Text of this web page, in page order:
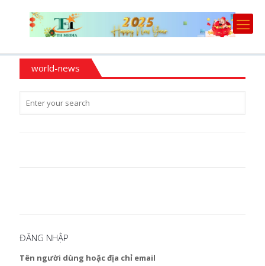
world-news
ĐĂNG NHẬP
Tên người dùng hoặc địa chỉ email